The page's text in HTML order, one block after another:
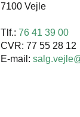
7100 Vejle
Tlf.: 76 41 39 00
CVR: 77 55 28 12
E-mail: